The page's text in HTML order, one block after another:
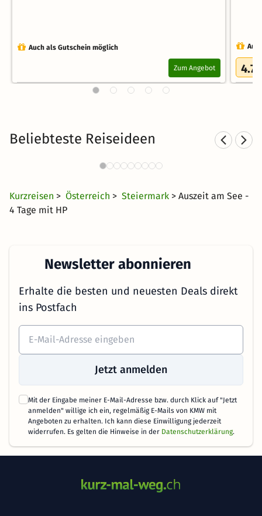
Auch als Gutschein möglich
Zum Angebot 4.7
Beliebteste Reiseideen
Kurzurlaub in den Bergen
5377 Angebote
Kurzreisen > Österreich > Steiermark > Auszeit am See -
4 Tage mit HP
Newsletter abonnieren
Erhalte die besten und neuesten Deals direkt
ins Postfach
Jetzt anmelden
Mit der Eingabe meiner E-Mail-Adresse bzw. durch Klick auf "Jetzt
anmelden" willige ich ein, regelmäßig E-Mails von KMW mit
Angeboten zu erhalten. Ich kann diese Einwilligung jederzeit
widerrufen. Es gelten die Hinweise in der Datenschutzerklärung.